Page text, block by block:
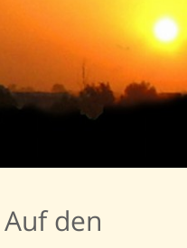
den